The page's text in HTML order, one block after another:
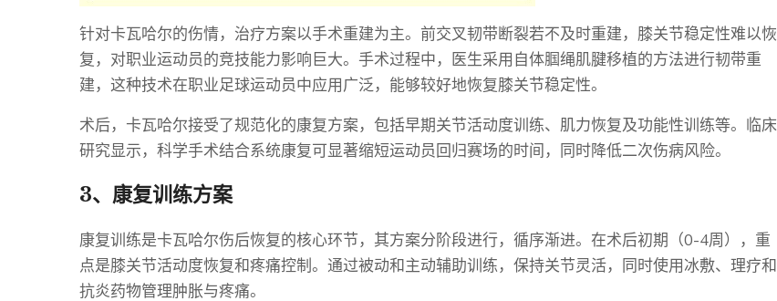
针对卡瓦哈尔的伤情，治疗方案以手术重建为主。前交叉韧带断裂若不及时重建，膝关节稳定性难以恢
复，对职业运动员的竞技能力影响巨大。手术过程中，医生采用自体腘绳肌腱移植的方法进行韧带重
建，这种技术在职业足球运动员中应用广泛，能够较好地恢复膝关节稳定性。
术后，卡瓦哈尔接受了规范化的康复方案，包括早期关节活动度训练、肌力恢复及功能性训练等。临床
研究显示，科学手术结合系统康复可显著缩短运动员回归赛场的时间，同时降低二次伤病风险。
3、康复训练方案
康复训练是卡瓦哈尔伤后恢复的核心环节，其方案分阶段进行，循序渐进。在术后初期（0-4周），重
点是膝关节活动度恢复和疼痛控制。通过被动和主动辅助训练，保持关节灵活，同时使用冰敷、理疗和
抗炎药物管理肿胀与疼痛。